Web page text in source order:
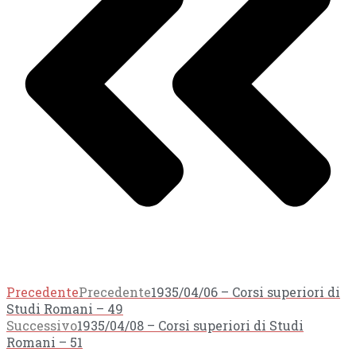
PrecedentePrecedente1935/04/06 – Corsi superiori di
Studi Romani – 49
Successivo1935/04/08 – Corsi superiori di Studi
Romani – 51